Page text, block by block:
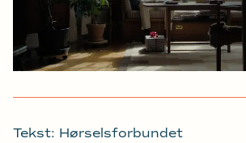
Tekst: Hørselsforbundet